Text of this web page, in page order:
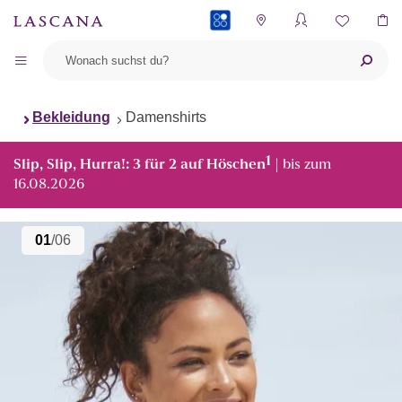
Bekleidung Damenshirts
Slip, Slip, Hurra!: 3 für 2 auf Höschen1 | bis zum
16.08.2026
01/06